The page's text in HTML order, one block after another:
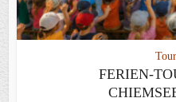
FERIEN-